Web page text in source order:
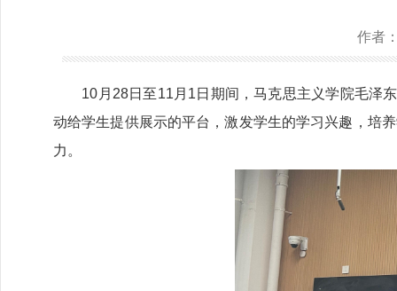
作者
10月28日至11月1日期间，马克思主义学院毛泽东
动给学生提供展示的平台，激发学生的学习兴趣，培
力。